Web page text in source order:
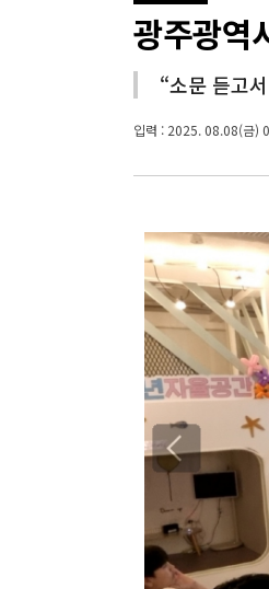
광주광역
“소문 듣고
입력 : 2025. 08.08(금)